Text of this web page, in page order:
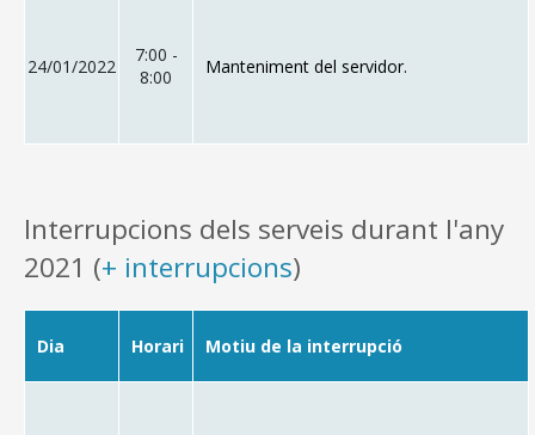
24/01/2022
7:00 -
8:00
Manteniment del servidor.
Interrupcions dels serveis durant l'any
2021 (+ interrupcions)
Dia Horari Motiu de la interrupció